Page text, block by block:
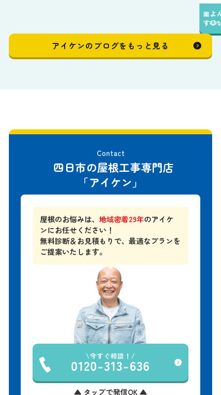
Contact
四日市の屋根工事専門店
屋根のお悩みは、地域密着29年のアイケ
ンにお任せください！
ご提案いたします。
0120-313-636